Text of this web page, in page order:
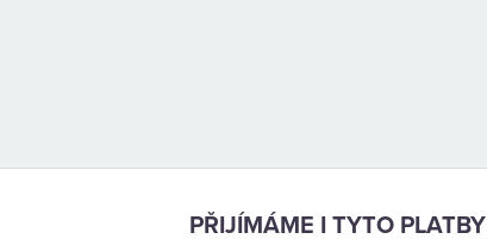
PŘIJÍMÁME I TYTO PLATBY